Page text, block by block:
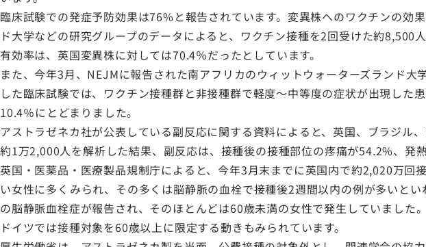
臨床試験での発症予防効果は76%と報告されています。変異株へのワクチンの
ド大学などの研究グループのデータによると、ワクチン接種を2回受けた約
有効率は、英国変異株に対しては70.4％だったとしています。
また、今年3月、NEJMに報告された南アフリカのウィットウォーターズランド
した臨床試験では、ワクチン接種群と非接種群で軽度〜中等度の症状が出現した
10.4％にとどまりました。
アストラゼネカ社が公表している副反応に関する資料によると、英国、ブラジル
約1万2,000人を解析した結果、副反応は、接種後の接種部位の疼痛が54.2%、発
英国・医薬品・医療製品規制庁によると、今年3月末までに英国内で約2,020万
い女性に多くみられ、その多くは脳静脈の血栓で接種後2週間以内の例が多いと
の脳静脈血栓症が報告され、そのほとんどは60歳未満の女性で発生していました
ドイツでは接種対象を60歳以上に限定する動きもみられています。